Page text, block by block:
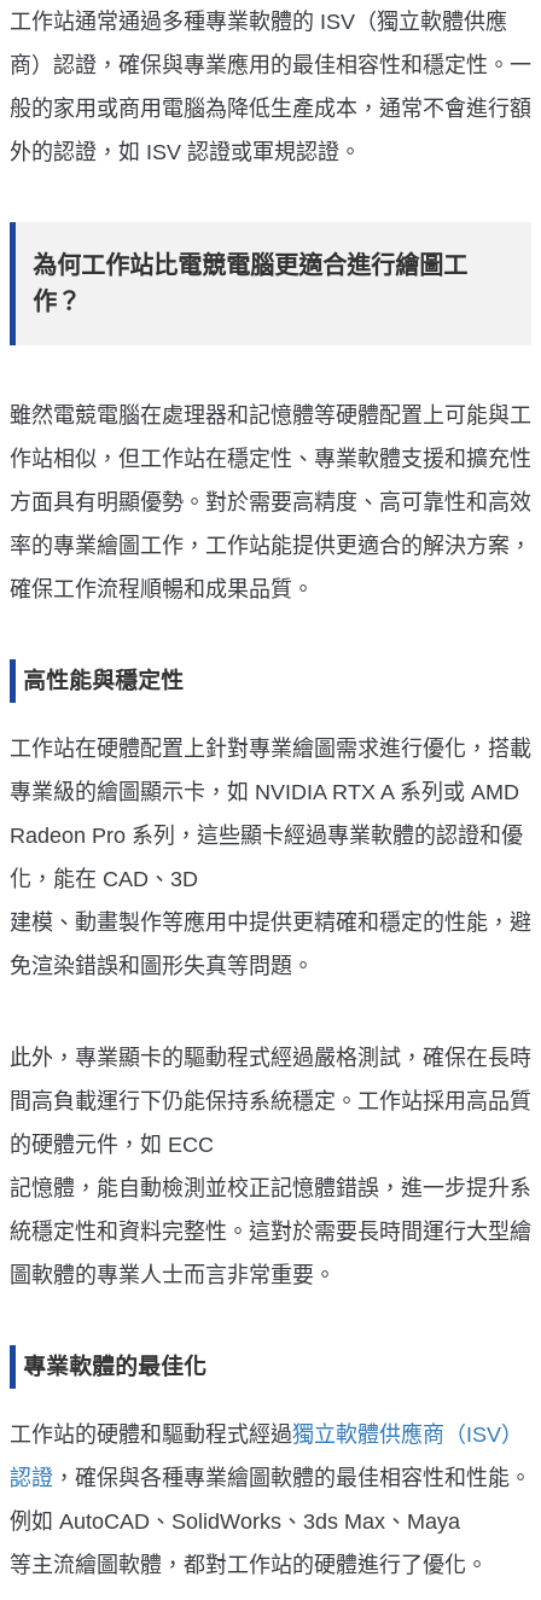
工作站通常通過多種專業軟體的 ISV（獨立軟體供應
商）認證，確保與專業應用的最佳相容性和穩定性。一
般的家用或商用電腦為降低生產成本，通常不會進行額
外的認證，如 ISV 認證或軍規認證。
為何工作站比電競電腦更適合進行繪圖工
作？
雖然電競電腦在處理器和記憶體等硬體配置上可能與工
作站相似，但工作站在穩定性、專業軟體支援和擴充性
方面具有明顯優勢。對於需要高精度、高可靠性和高效
率的專業繪圖工作，工作站能提供更適合的解決方案，
確保工作流程順暢和成果品質。
高性能與穩定性
工作站在硬體配置上針對專業繪圖需求進行優化，搭載
專業級的繪圖顯示卡，如 NVIDIA RTX A 系列或 AMD
Radeon Pro 系列，這些顯卡經過專業軟體的認證和優
化，能在 CAD、3D
建模、動畫製作等應用中提供更精確和穩定的性能，避
免渲染錯誤和圖形失真等問題。
此外，專業顯卡的驅動程式經過嚴格測試，確保在長時
間高負載運行下仍能保持系統穩定。工作站採用高品質
的硬體元件，如 ECC
記憶體，能自動檢測並校正記憶體錯誤，進一步提升系
統穩定性和資料完整性。這對於需要長時間運行大型繪
圖軟體的專業人士而言非常重要。
專業軟體的最佳化
工作站的硬體和驅動程式經過獨立軟體供應商（ISV）
認證 ，確保與各種專業繪圖軟體的最佳相容性和性能。
例如 AutoCAD、SolidWorks、3ds Max、Maya
等主流繪圖軟體，都對工作站的硬體進行了優化。